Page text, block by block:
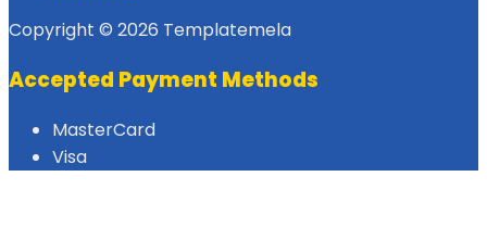
Copyright © 2026 Templatemela
Accepted Payment Methods
MasterCard
Visa